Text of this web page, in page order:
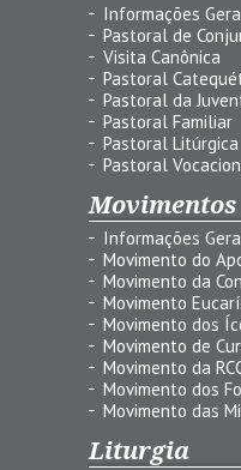
Informações
Pastoral de
Visita Canônica
Pastoral
Pastoral da
Pastoral Familiar
Pastoral Litúrgica
Pastoral
Movimentos
Informações
Movimento do
Movimento da
Movimento
Movimento dos
Movimento de
Movimento da
Movimento dos
Movimento das
Liturgia